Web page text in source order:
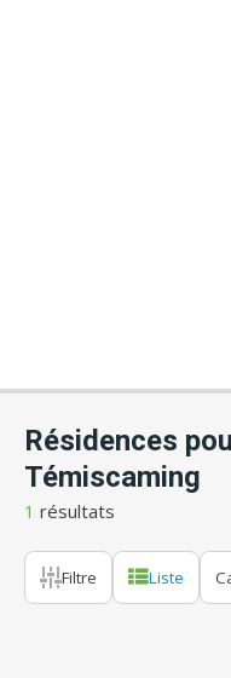
Résidences
Témiscaming
1 résultats
Filtre Liste